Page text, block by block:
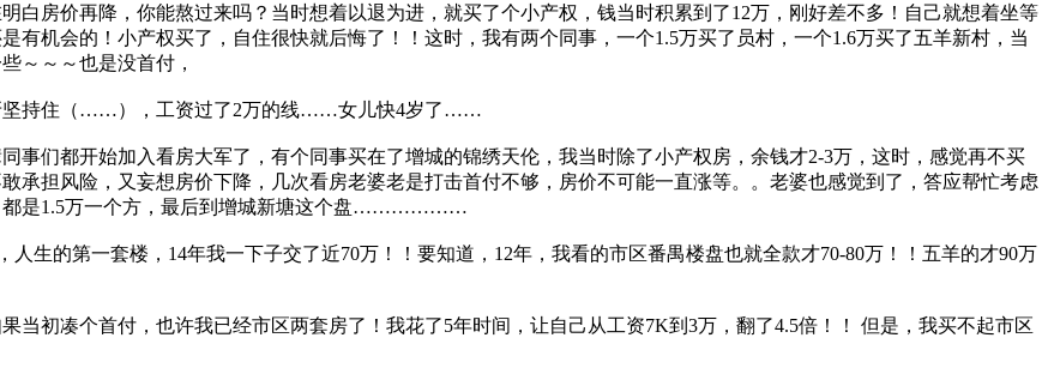
白房价再降，你能熬过来吗？当时想着以退为进，就买了个小产权，钱当时积累到了12万，刚好差不多！自己就想着坐等
有机会的！小产权买了，自住很快就后悔了！！这时，我有两个同事，一个1.5万买了员村，一个1.6万买了五羊新村，当
～～～也是没首付，
坚持住（……），工资过了2万的线……女儿快4岁了……
事们都开始加入看房大军了，有个同事买在了增城的锦绣天伦，我当时除了小产权房，余钱才2-3万，这时，感觉再不买
承担风险，又妄想房价下降，几次看房老婆老是打击首付不够，房价不可能一直涨等。。老婆也感觉到了，答应帮忙考虑
都是1.5万一个方，最后到增城新塘这个盘………………
生的第一套楼，14年我一下子交了近70万！！要知道，12年，我看的市区番禺楼盘也就全款才70-80万！！五羊的才90万
当初凑个首付，也许我已经市区两套房了！我花了5年时间，让自己从工资7K到3万，翻了4.5倍！！ 但是，我买不起市区